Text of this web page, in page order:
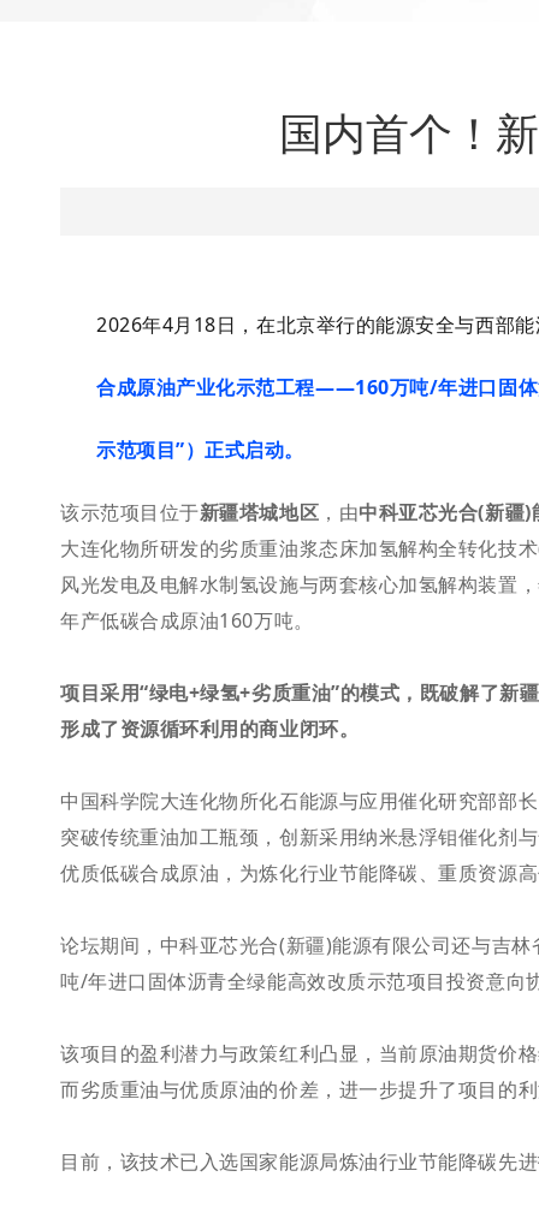
国内首个！
2026年4月18日，在北京举行的能源安全与西部
合成原油产业化示范工程——160万吨/年进口固
示范项目”）正式启动。
该示范项目位于新疆塔城地区 ，由中科亚芯光合(新疆)
大连化物所研发的劣质重油浆态床加氢解构全转化技
风光发电及电解水制氢设施与两套核心加氢解构装置
年产低碳合成原油160万吨。
项目采用“绿电+绿氢+劣质重油”的模式，既破解了新
形成了资源循环利用的商业闭环。
中国科学院大连化物所化石能源与应用催化研究部部
突破传统重油加工瓶颈，创新采用纳米悬浮钼催化剂
优质低碳合成原油，为炼化行业节能降碳、重质资源
论坛期间，中科亚芯光合(新疆)能源有限公司还与吉
吨/年进口固体沥青全绿能高效改质示范项目投资意向
该项目的盈利潜力与政策红利凸显，当前原油期货价
而劣质重油与优质原油的价差，进一步提升了项目的
目前，该技术已入选国家能源局炼油行业节能降碳先